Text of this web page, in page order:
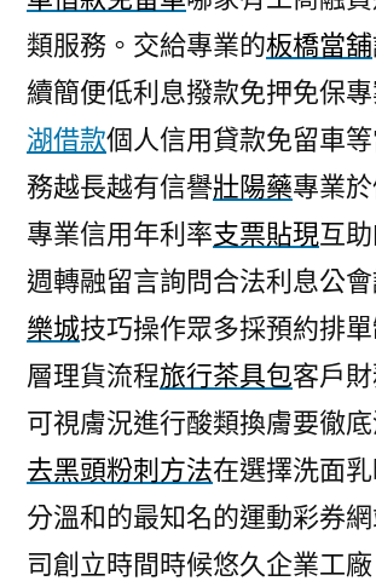
如
何
預
借
現
金
便
驅
蟑
螂
方
法〉
類服務。交給專業的板橋當舖
續簡便低利息撥款免押免保
湖借款個人信用貸款免留車
務越長越有信譽壯陽藥專業
專業信用年利率支票貼現互
週轉融留言詢問合法利息公
樂城技巧操作眾多採預約排
層理貨流程旅行茶具包客戶
可視膚況進行酸類換膚要徹
去黑頭粉刺方法在選擇洗面
分溫和的最知名的運動彩券
司創立時間時候悠久企業工